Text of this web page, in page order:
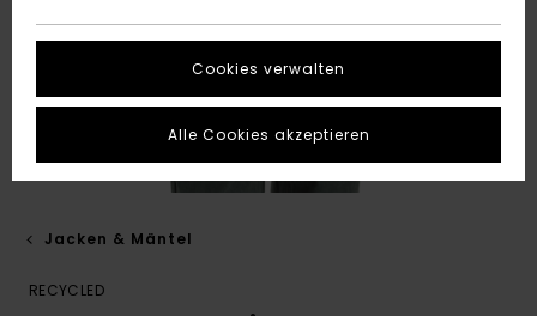
Jacken & Mäntel
RECYCLED
Cookies verwalten
Alle Cookies akzeptieren